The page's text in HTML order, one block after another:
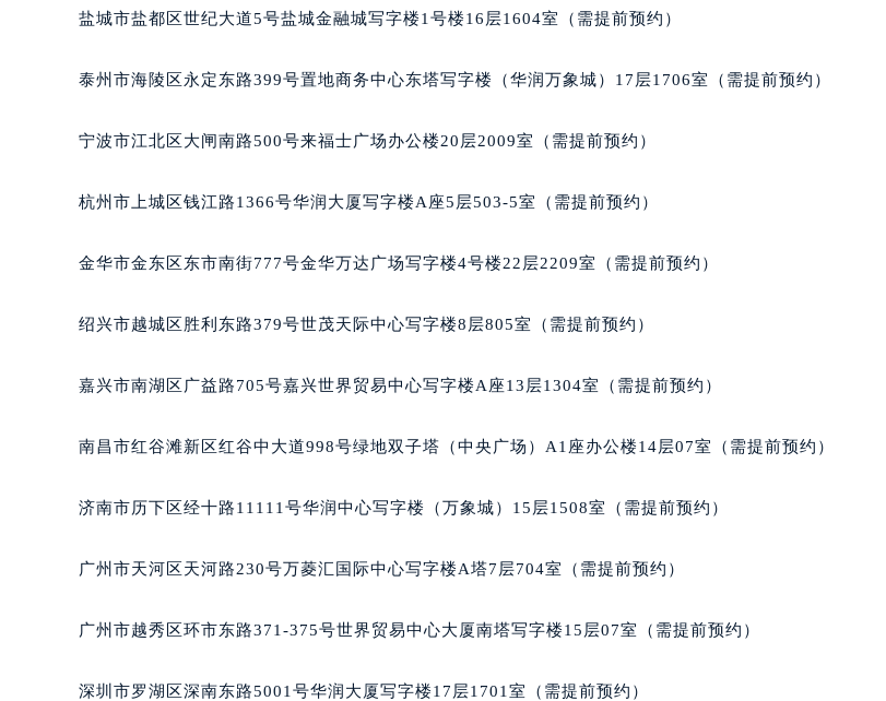
南通市崇川区工农路57号圆融广场写字楼16层1603室（需提前预约）
武汉市江汉区解放大道686号世界贸易大厦38层09室（需提前预约）
合肥市蜀山区潜山路111号万象城华润大厦B座12楼03室（需提前预约）
青岛市南区山东路6号华润大厦B座22层04室（需提前预约）
长春市朝阳区西安大路727号中银大厦A座(旺进大厦)18层09室（需提前预约）
昆明市盘龙区北京路928号同德昆明广场写字楼10层06室（需提前预约）
西安市碑林区南关正街88号华侨城长安国际中心E座6楼10室（需提前预约）
唐山市路南区新华东道100号万达广场写字楼A座10层1002室（需提前预约）
内蒙古自治区呼和浩特市玉泉区大学西街70号华润万象城写字楼（鄂尔多斯大厦）23层
重庆市解放碑渝中区民权路28号英利国际金融中心写字楼20层01室（需提前预约）
黑龙江省鹤岗市向阳区红军路萧邦售后服务中心（需提前预约）
黑龙江省鸡西市鸡冠区红军路萧邦售后服务中心（需提前预约）
盐城市盐都区世纪大道5号盐城金融城写字楼1号楼16层1604室（需提前预约）
泰州市海陵区永定东路399号置地商务中心东塔写字楼（华润万象城）17层1706室（需提前预约）
宁波市江北区大闸南路500号来福士广场办公楼20层2009室（需提前预约）
杭州市上城区钱江路1366号华润大厦写字楼A座5层503-5室（需提前预约）
金华市金东区东市南街777号金华万达广场写字楼4号楼22层2209室（需提前预约）
绍兴市越城区胜利东路379号世茂天际中心写字楼8层805室（需提前预约）
嘉兴市南湖区广益路705号嘉兴世界贸易中心写字楼A座13层1304室（需提前预约）
南昌市红谷滩新区红谷中大道998号绿地双子塔（中央广场）A1座办公楼14层07室（需提前预约）
济南市历下区经十路11111号华润中心写字楼（万象城）15层1508室（需提前预约）
广州市天河区天河路230号万菱汇国际中心写字楼A塔7层704室（需提前预约）
广州市越秀区环市东路371-375号世界贸易中心大厦南塔写字楼15层07室（需提前预约）
深圳市罗湖区深南东路5001号华润大厦写字楼17层1701室（需提前预约）